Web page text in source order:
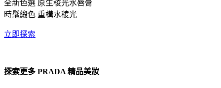
全新色選 原生稜光水唇膏
時髦緞色 重構水稜光
立即探索
探索更多 PRADA 精品美妝